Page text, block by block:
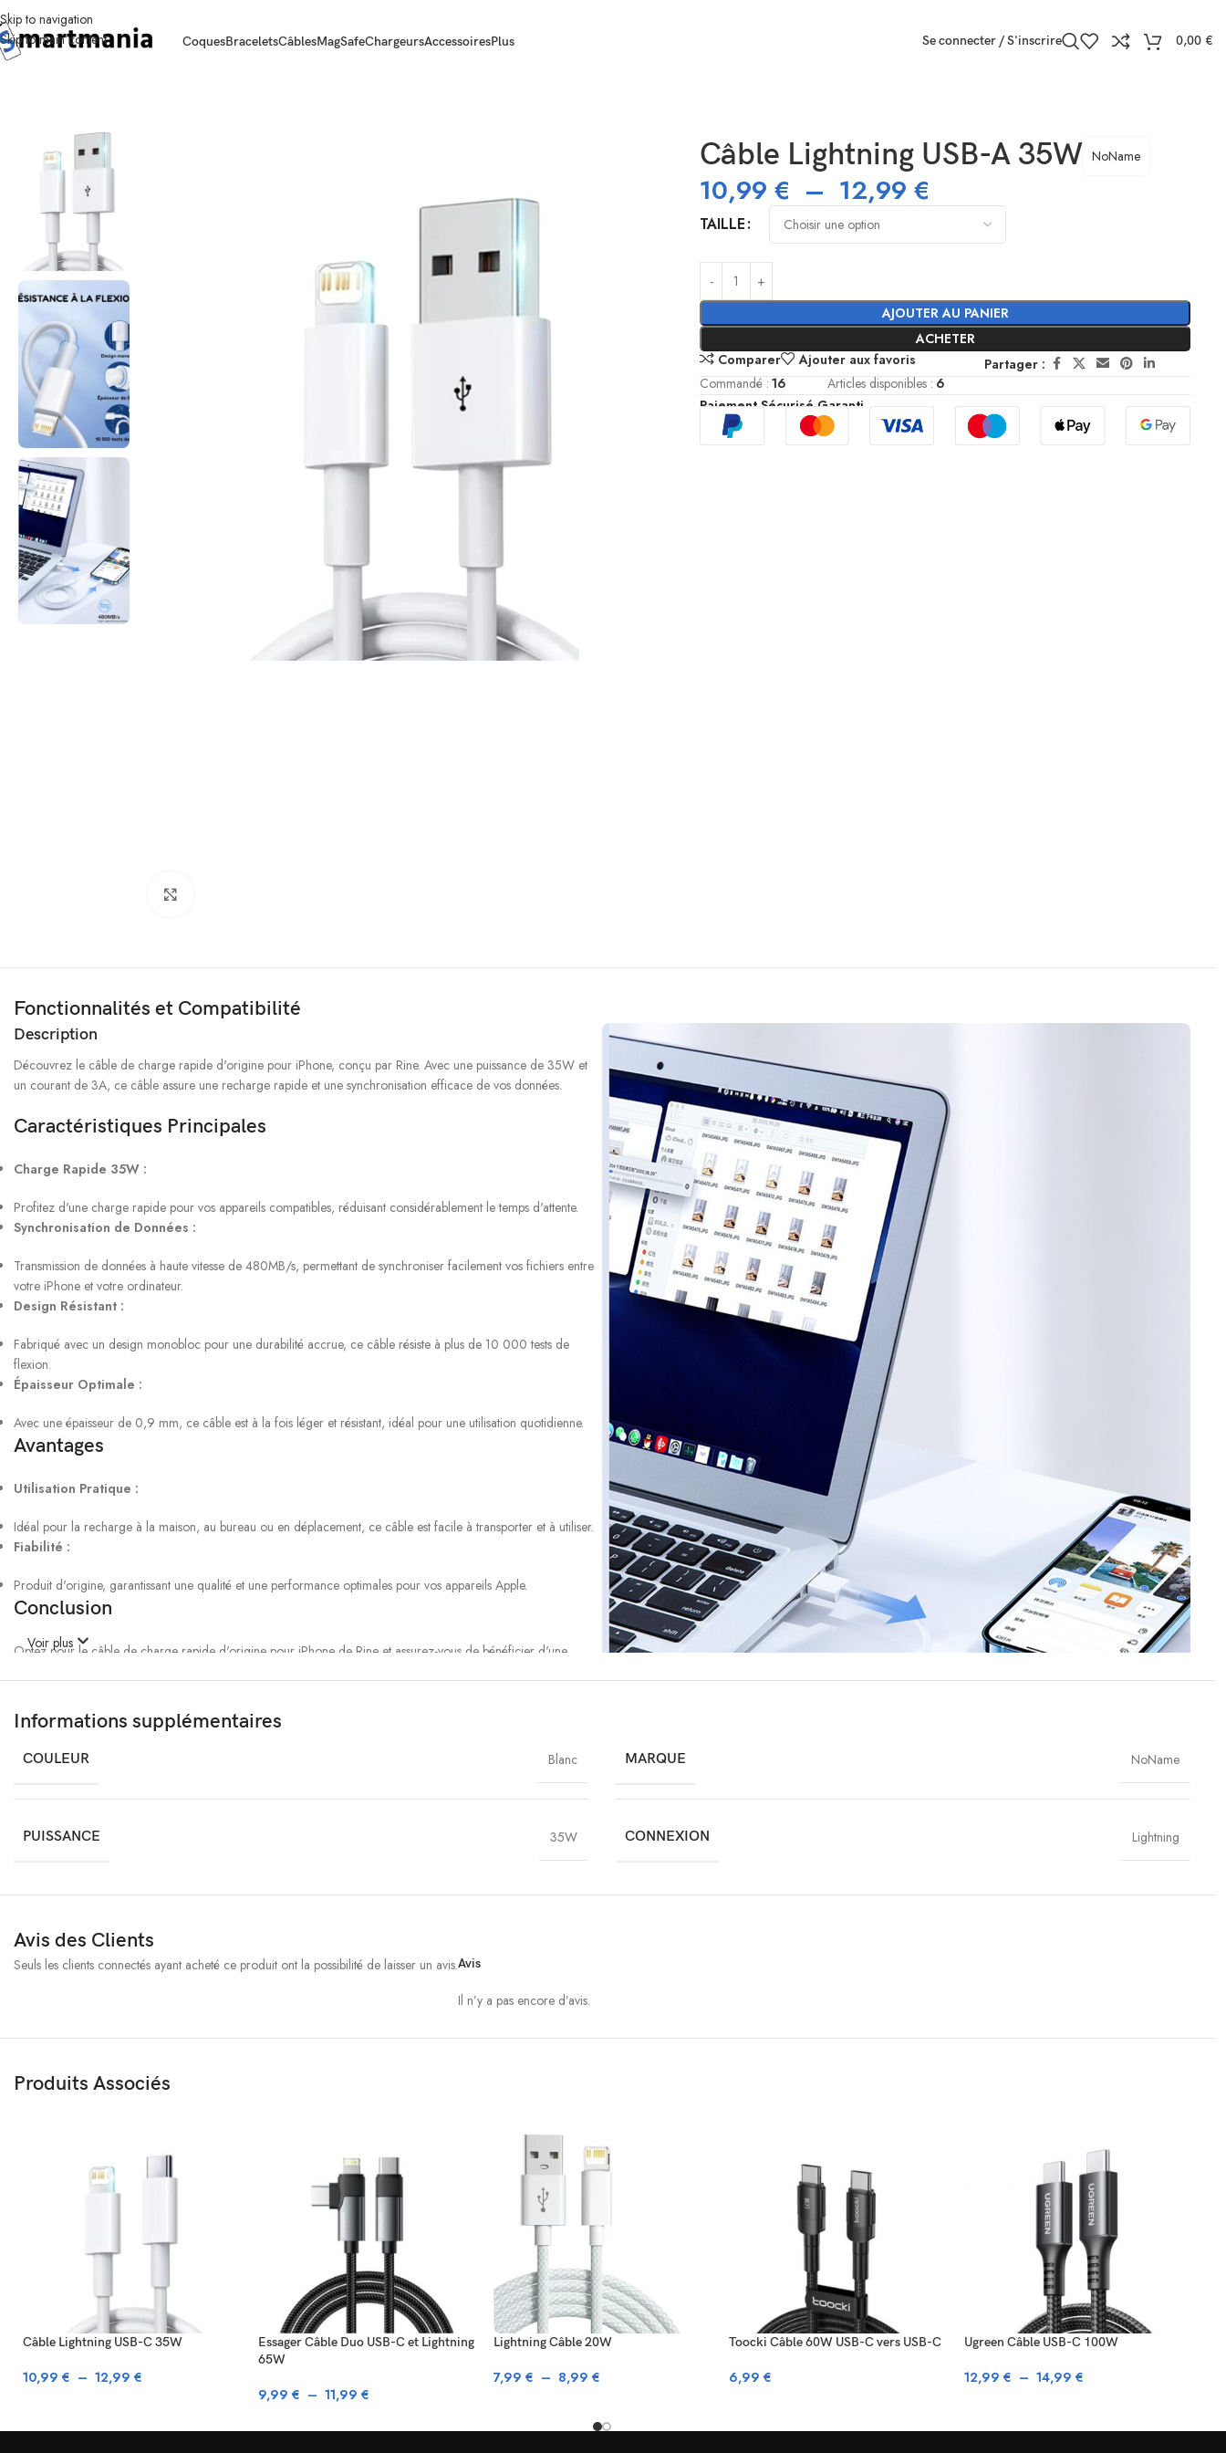
Politique de Confidentialité
CoquesBraceletsCâblesMagSafeChargeursAccessoiresPlus Se connecter / S'inscrire 0,00 €
Accueil
Câble Lightning USB-A 35W NoName
10,99€ – 12,99€
TAILLE
AJOUTER AU PANIER
ACHETER
Comparer
Ajouter aux favoris
Partager :
Commandé : 16 Articles disponibles : 6
Paiement Sécurisé Garanti
Fonctionnalités et Compatibilité
Description
Découvrez le câble de charge rapide d'origine pour iPhone, conçu par Rine. Avec une puissance de 35W et
un courant de 3A, ce câble assure une recharge rapide et une synchronisation efficace de vos données.
Caractéristiques Principales
Charge Rapide 35W :
Profitez d'une charge rapide pour vos appareils compatibles, réduisant considérablement le temps d'attente.
Synchronisation de Données :
Transmission de données à haute vitesse de 480MB/s, permettant de synchroniser facilement vos fichiers entre
votre iPhone et votre ordinateur.
Design Résistant :
Fabriqué avec un design monobloc pour une durabilité accrue, ce câble résiste à plus de 10 000 tests de
flexion.
Épaisseur Optimale :
Avec une épaisseur de 0,9 mm, ce câble est à la fois léger et résistant, idéal pour une utilisation quotidienne.
Avantages
Utilisation Pratique :
Idéal pour la recharge à la maison, au bureau ou en déplacement, ce câble est facile à transporter et à utiliser.
Fiabilité :
Produit d'origine, garantissant une qualité et une performance optimales pour vos appareils Apple.
Conclusion
Optez pour le câble de charge rapide d'origine pour iPhone de Rine et assurez-vous de bénéficier d'une
Commandez dès maintenant pour une expérience de charge et de synchronisation sans souci !
Voir plus
Informations supplémentaires
COULEUR Blanc MARQUE NoName
PUISSANCE 35W CONNEXION Lightning
Avis des Clients
Avis
Il n’y a pas encore d’avis.
Seuls les clients connectés ayant acheté ce produit ont la possibilité de laisser un avis.
Produits Associés
Câble Lightning USB-C 35W
10,99 € – 12,99 €
Essager Câble Duo USB-C et Lightning
65W
9,99 € – 11,99 €
Lightning Câble 20W
7,99 € – 8,99 €
Toocki Câble 60W USB-C vers USB-C
6,99 €
Ugreen Câble USB-C 100W
12,99 € – 14,99 €